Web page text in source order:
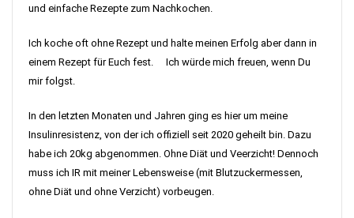
und einfache Rezepte zum Nachkochen.
Ich koche oft ohne Rezept und halte meinen Erfolg aber dann in
einem Rezept für Euch fest. Ich würde mich freuen, wenn Du
mir folgst.
In den letzten Monaten und Jahren ging es hier um meine
Insulinresistenz, von der ich offiziell seit 2020 geheilt bin. Dazu
habe ich 20kg abgenommen. Ohne Diät und Veerzicht! Dennoch
muss ich IR mit meiner Lebensweise (mit Blutzuckermessen,
ohne Diät und ohne Verzicht) vorbeugen.